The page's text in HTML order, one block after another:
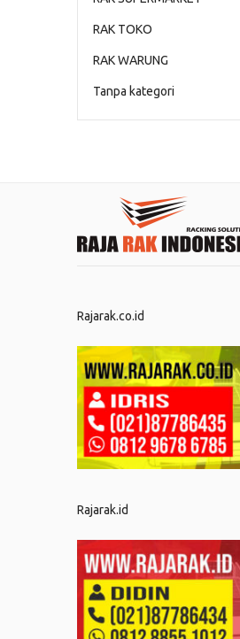
RAK TOKO
RAK WARUNG
Tanpa kategori
Rajarak.co.id
Rajarak.id